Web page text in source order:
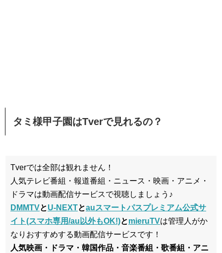
タミ様甲子園はTverで見れるの？
Tverでは全部は観れません！
人気テレビ番組・報道番組・ニュース・映画・アニメ・
ドラマは動画配信サービスで視聴しましょう♪
DMMTVとU-NEXTとauスマートパスプレミアム公式サ
イト(スマホ専用/au以外もOK!)とmieruTVは管理人がか
なりおすすめする動画配信サービスです！
人気映画・ドラマ・韓国作品・音楽番組・歌番組・アニ